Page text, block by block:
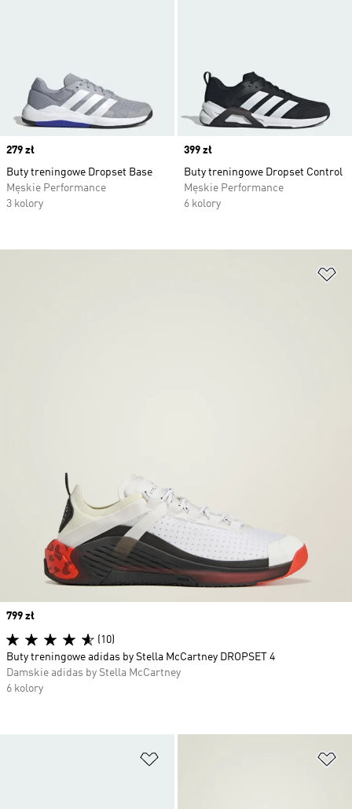
Price
279 zł
Buty treningowe Dropset Base
Męskie Performance
3 kolory
Price
399 zł
Buty treningowe Dropset Control
Męskie Performance
6 kolory
Price
799 zł
(10)
Buty treningowe adidas by Stella McCartney DROPSET 4
Damskie adidas by Stella McCartney
6 kolory